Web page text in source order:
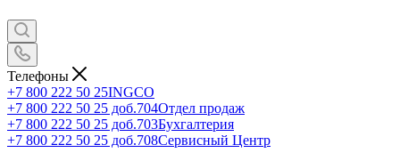
Телефоны
+7 800 222 50 25INGCO
+7 800 222 50 25 доб.704Отдел продаж
+7 800 222 50 25 доб.703Бухгалтерия
+7 800 222 50 25 доб.708Сервисный Центр